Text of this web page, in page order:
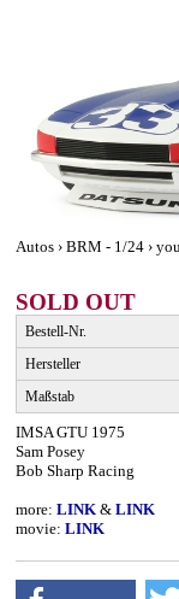
Autos › BRM - 1/24 ›
SOLD OUT
Bestell-Nr.
Hersteller
Maßstab
IMSA GTU 1975
Sam Posey
Bob Sharp Racing
more:LINK & LINK
movie: LINK